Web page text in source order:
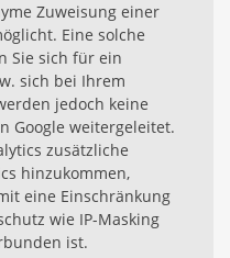
Zuweisung einer
Eine solche
Sie sich für ein
sich bei Ihrem
jedoch keine
Google weitergeleitet.
zusätzliche
hinzukommen,
eine Einschränkung
wie IP-Masking
ist.